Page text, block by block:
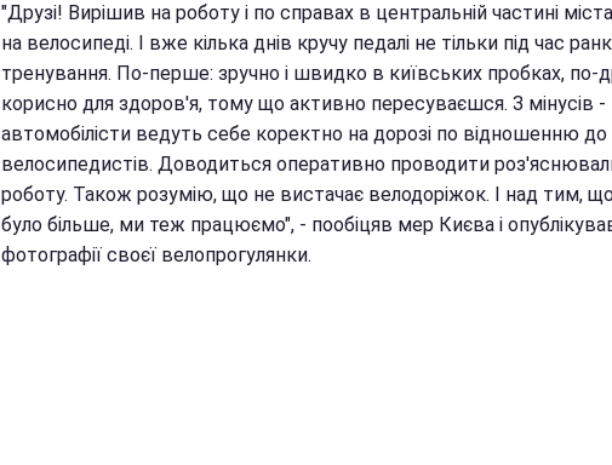
"Друзі! Вирішив на роботу і по справах в центральній частині
на велосипеді. І вже кілька днів кручу педалі не тільки під час
тренування. По-перше: зручно і швидко в київських пробках, по-
корисно для здоров'я, тому що активно пересуваєшся. З мінусів -
автомобілісти ведуть себе коректно на дорозі по відношенню до
велосипедистів. Доводиться оперативно проводити
роботу. Також розумію, що не вистачає велодоріжок. І над тим,
було більше, ми теж працюємо", - пообіцяв мер Києва і
фотографії своєї велопрогулянки.